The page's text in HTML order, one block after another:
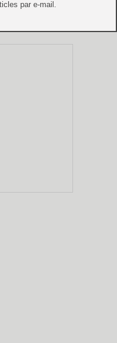
par e-mail.